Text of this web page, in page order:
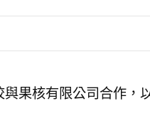
果核有限公司合作，